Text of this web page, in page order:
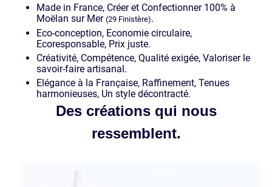
Made in France, Créer et Confectionner 100% à
Moëlan sur Mer (29 Finistère).
Eco-conception, Economie circulaire,
Ecoresponsable, Prix juste.
Créativité, Compétence, Qualité exigée, Valoriser le
savoir-faire artisanal.
Elégance à la Française, Raffinement, Tenues
harmonieuses, Un style décontracté.
Des créations qui nous
ressemblent.